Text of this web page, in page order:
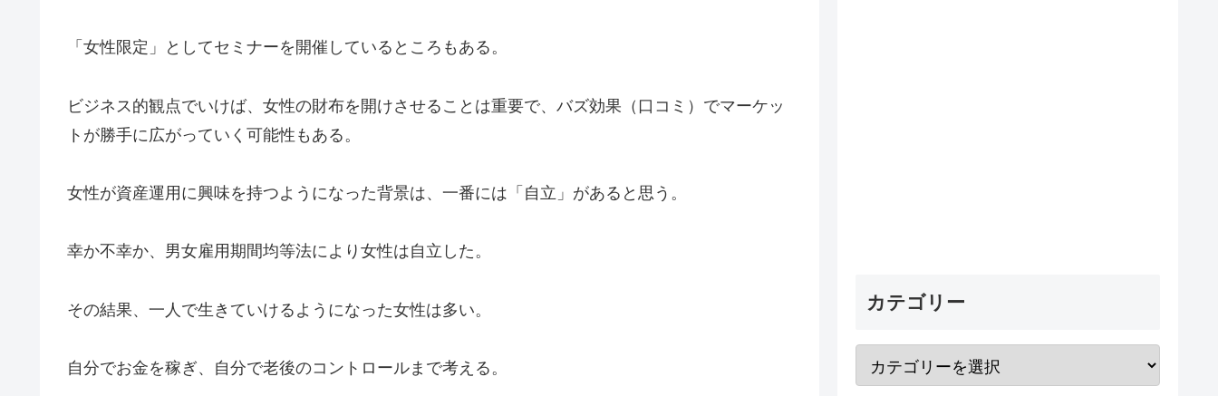
「女性限定」としてセミナーを開催しているところもある。
ビジネス的観点でいけば、女性の財布を開けさせることは重要で、バズ効果（口コミ）でマーケッ
トが勝手に広がっていく可能性もある。
女性が資産運用に興味を持つようになった背景は、一番には「自立」があると思う。
幸か不幸か、男女雇用期間均等法により女性は自立した。
その結果、一人で生きていけるようになった女性は多い。
自分でお金を稼ぎ、自分で老後のコントロールまで考える。
カテゴリー